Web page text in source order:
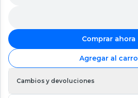
Comprar ahora
Agregar al carro
Cambios y devoluciones